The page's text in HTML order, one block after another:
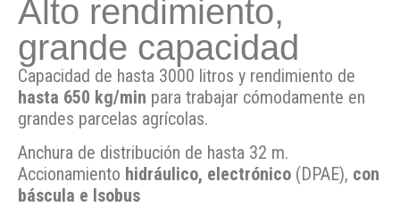
Alto rendimiento,
grande capacidad
Capacidad de hasta 3000 litros y rendimiento de
hasta 650 kg/min para trabajar cómodamente en
grandes parcelas agrícolas.
Anchura de distribución de hasta 32 m.
Accionamiento hidráulico, electrónico (DPAE), con
báscula e Isobus